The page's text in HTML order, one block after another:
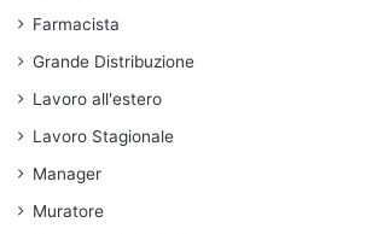
Farmacista
Grande Distribuzione
Lavoro all'estero
Lavoro Stagionale
Manager
Muratore